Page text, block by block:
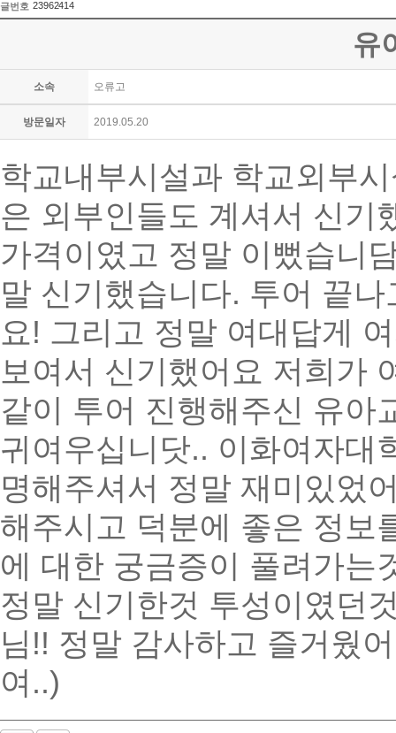
글번호 23962414
유
소속 오류고
방문일자 2019.05.20
학교내부시설과 학교외부
은 외부인들도 계셔서 신기
가격이였고 정말 이뻤습니
말 신기했습니다. 투어 끝
요! 그리고 정말 여대답게
보여서 신기했어요 저희가
같이 투어 진행해주신 유아
귀여우십니닷.. 이화여자대
명해주셔서 정말 재미있었
해주시고 덕분에 좋은 정보
에 대한 궁금증이 풀려가는
정말 신기한것 투성이였던
님!! 정말 감사하고 즐거웠
여..)